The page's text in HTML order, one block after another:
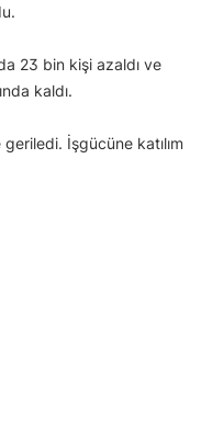
23 bin kişi azaldı ve
kaldı.
geriledi. İşgücüne katılım